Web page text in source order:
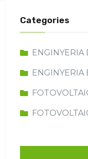
Categories
ENGINYERIA
ENGINYERIA